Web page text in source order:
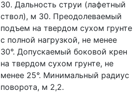
30. Дальность струи (лафетный
ствол), м 30. Преодолеваемый
подъем на твердом сухом грунте
с полной нагрузкой, не менее
30°. Допускаемый боковой крен
на твердом сухом грунте, не
менее 25°. Минимальный радиус
поворота, м 2,2.